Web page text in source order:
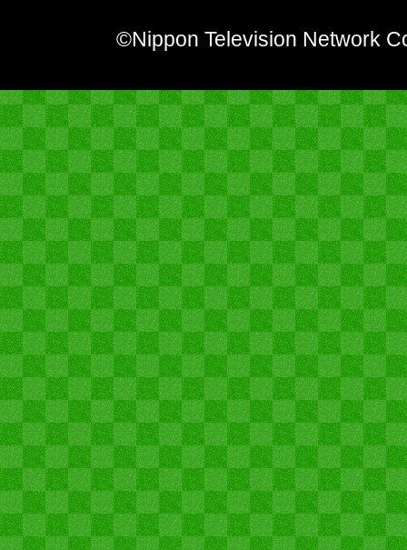
©Nippon Television Network